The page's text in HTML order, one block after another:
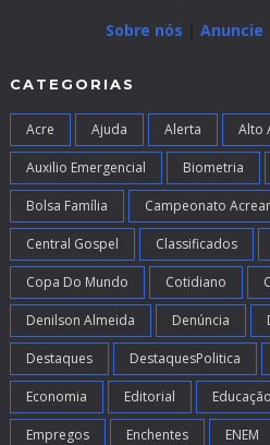
Sobre nós
Anuncie
CATEGORIAS
Acre Ajuda Alerta Alto
Auxilio Emergencial Biometria
Bolsa Família Campeonato
Central Gospel Classificados
Copa Do Mundo Cotidiano
Denilson Almeida Denúncia
Destaques DestaquesPolitica
Economia Editorial Educação
Empregos Enchentes ENEM